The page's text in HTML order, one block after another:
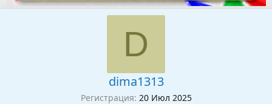
D
dima1313
Регистрация 20 Июл 2025